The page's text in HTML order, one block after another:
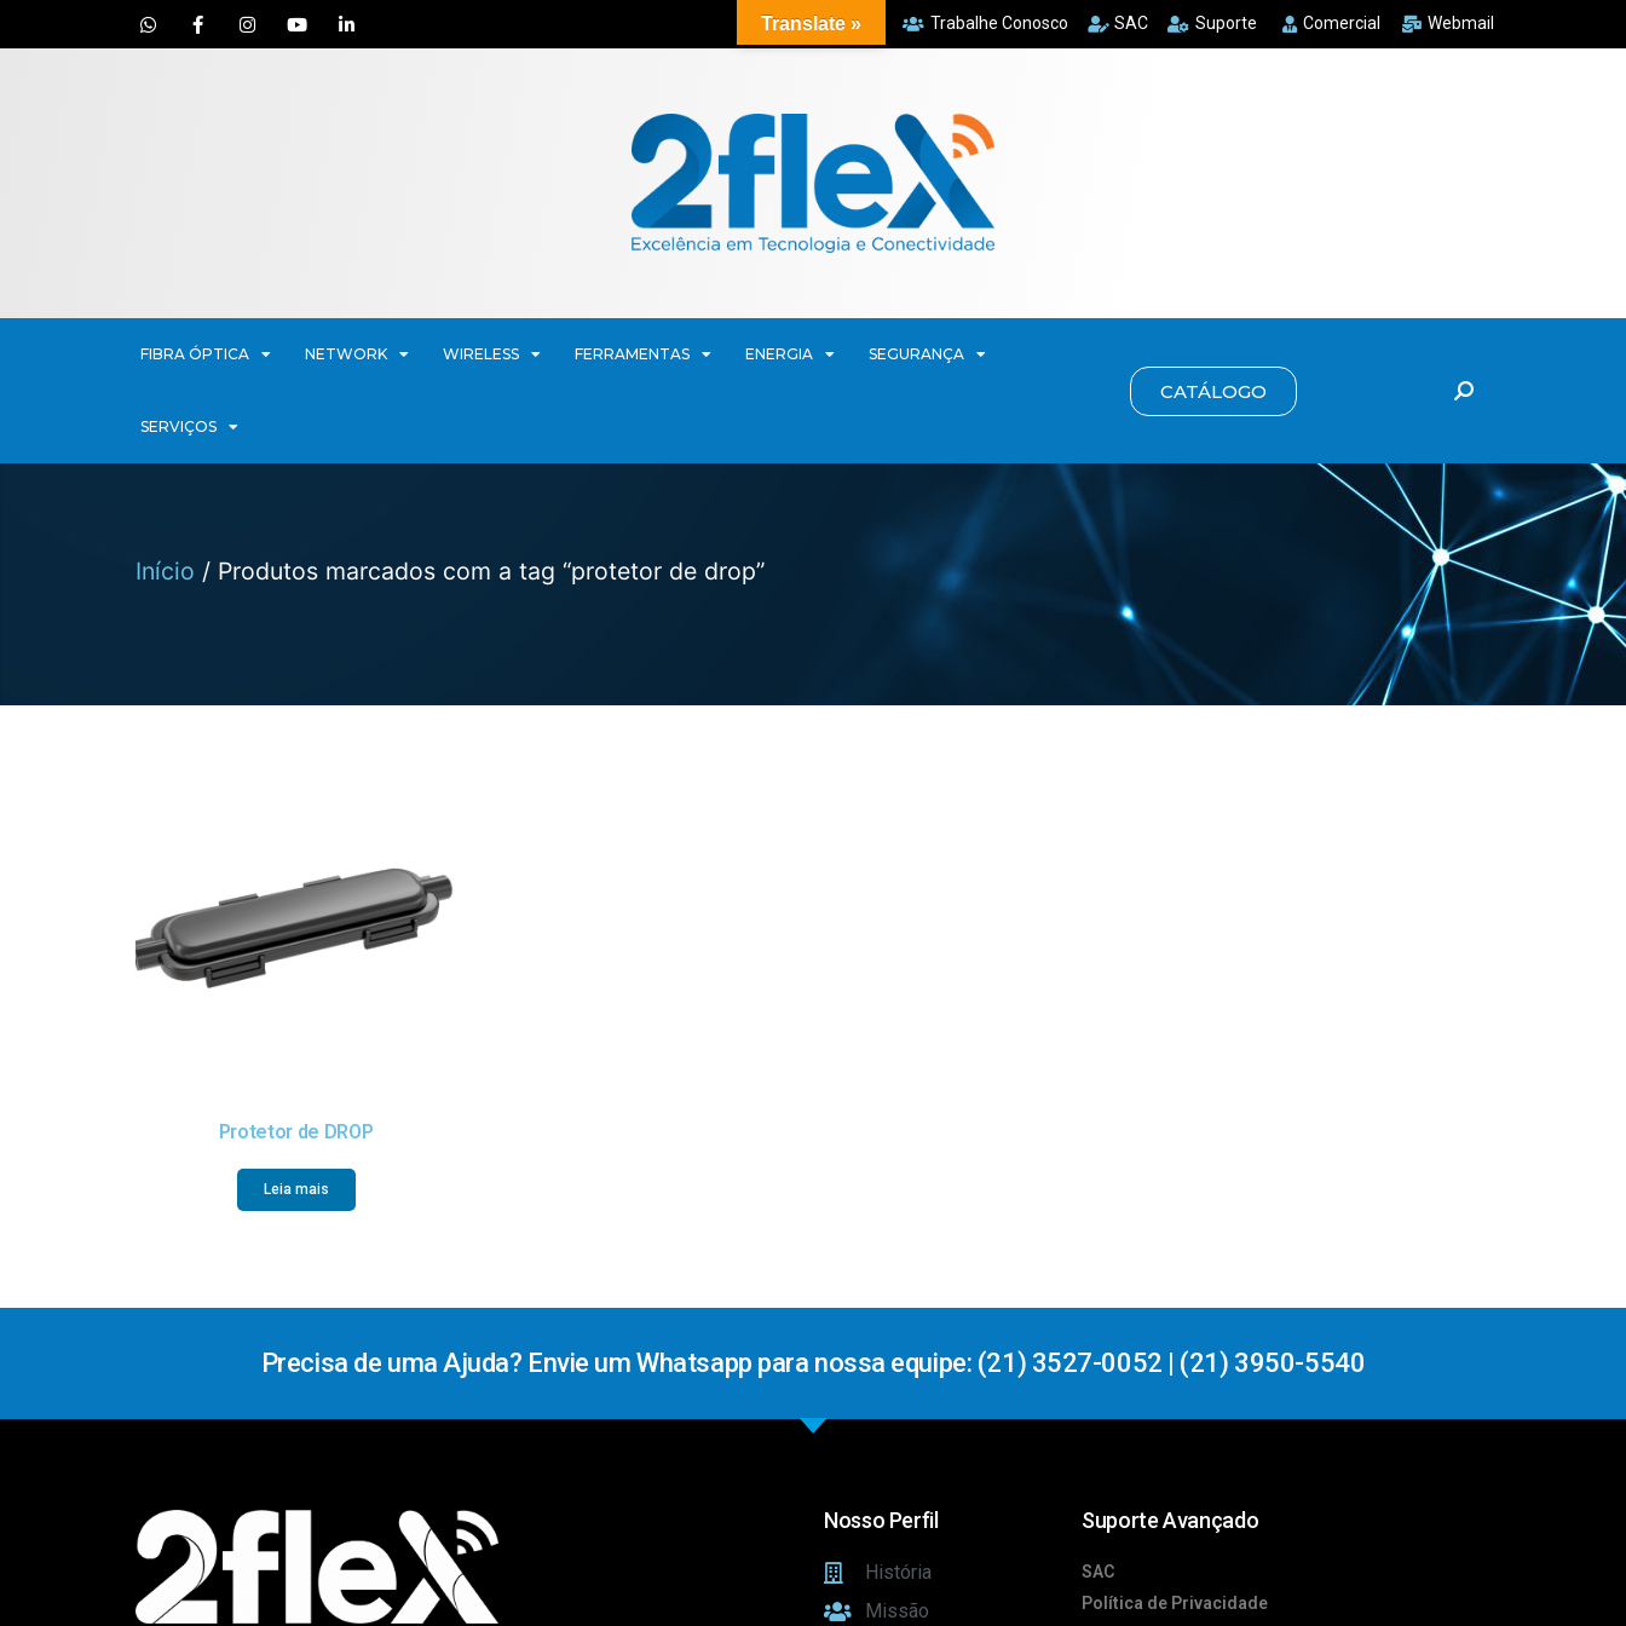
Trabalhe Conosco SAC Suporte Comercial Webmail
FIBRA ÓPTICA NETWORK WIRELESS FERRAMENTAS ENERGIA SEGURANÇA
SERVIÇOS
CATÁLOGO
Início / Produtos marcados com a tag “protetor de drop”
Protetor de DROP
Leia mais
Precisa de uma Ajuda? Envie um Whatsapp para nossa equipe: (21) 3527-0052 | (21) 3950-5540
Nosso Perfil
História
Missão
Suporte Avançado
SAC
Política de Privacidade
Translate »